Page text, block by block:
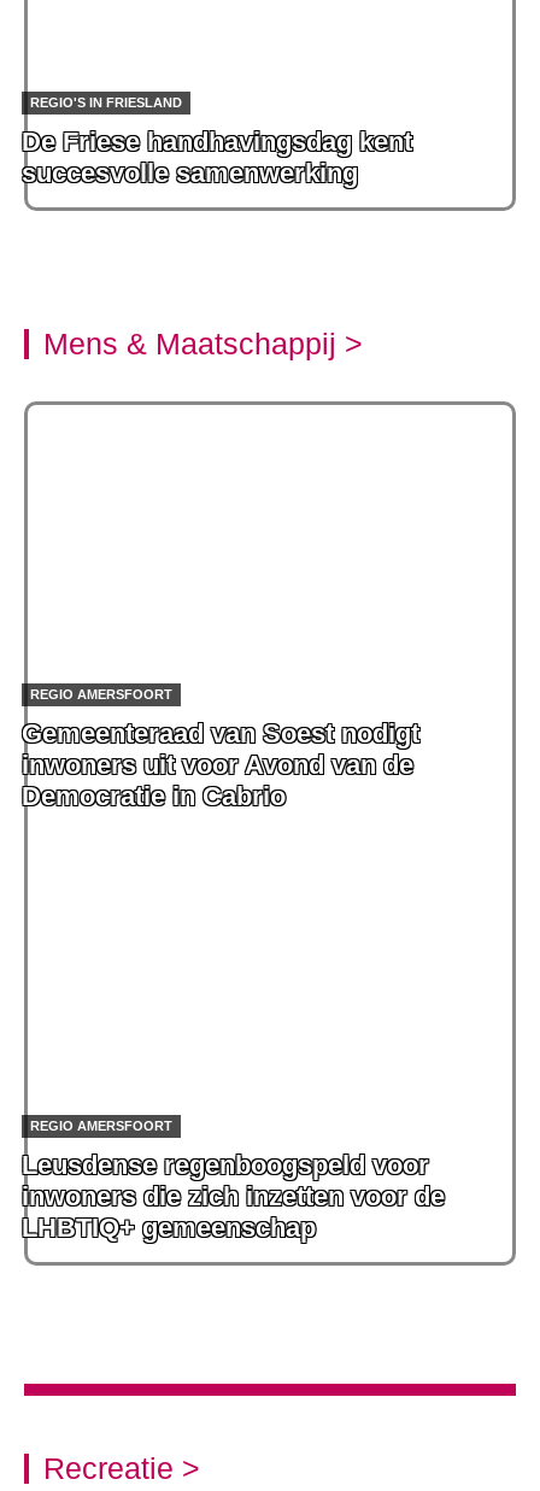
REGIO'S IN FRIESLAND
De Friese handhavingsdag kent
succesvolle samenwerking
Mens & Maatschappij >
REGIO AMERSFOORT
Gemeenteraad van Soest nodigt
inwoners uit voor Avond van de
Democratie in Cabrio
REGIO AMERSFOORT
Leusdense regenboogspeld voor
inwoners die zich inzetten voor de
LHBTIQ+ gemeenschap
Recreatie >